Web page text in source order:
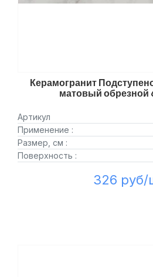
Керамогранит
матовый обрезной
Артикул
Применение :
Размер, см :
Поверхность :
326 руб/